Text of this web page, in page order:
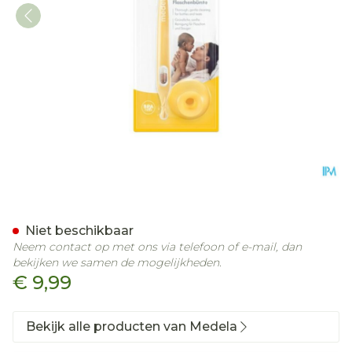
€ 9,99
Niet beschikbaar
Neem contact op met ons via telefoon of e-mail, dan
bekijken we samen de mogelijkheden.
Bekijk alle producten van Medela